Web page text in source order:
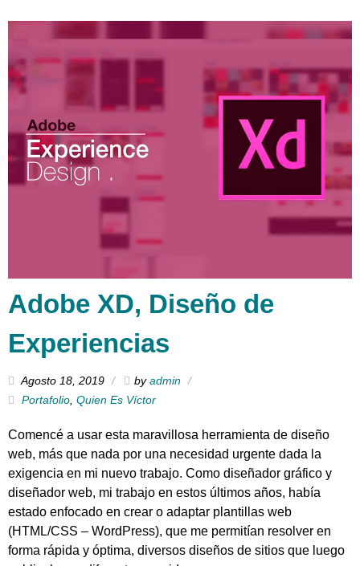
Adobe XD, Diseño de
Experiencias
Agosto 18, 2019 byadmin
Portafolio Quien Es Víctor
Comencé a usar esta maravillosa herramienta de diseño
web, más que nada por una necesidad urgente dada la
exigencia en mi nuevo trabajo. Como diseñador gráfico y
diseñador web, mi trabajo en estos últimos años, había
estado enfocado en crear o adaptar plantillas web
(HTML/CSS – WordPress), que me permitían resolver en
forma rápida y óptima, diversos diseños de sitios que luego